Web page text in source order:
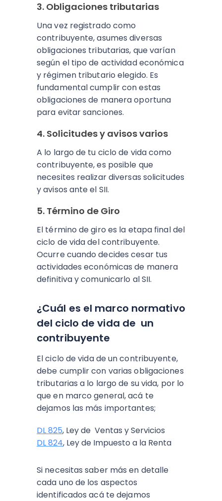
3. Obligaciones tributarias
Una vez registrado como
contribuyente, asumes diversas
obligaciones tributarias, que varían
según el tipo de actividad económica
y régimen tributario elegido. Es
fundamental cumplir con estas
obligaciones de manera oportuna
para evitar sanciones.
4. Solicitudes y avisos varios
A lo largo de tu ciclo de vida como
contribuyente, es posible que
necesites realizar diversas solicitudes
y avisos ante el SII.
5. Término de Giro
El término de giro es la etapa final del
ciclo de vida del contribuyente.
Ocurre cuando decides cesar tus
actividades económicas de manera
definitiva y comunicarlo al SII.
¿Cuál es el marco normativo
del ciclo de vida de un
contribuyente
El ciclo de vida de un contribuyente,
debe cumplir con varias obligaciones
tributarias a lo largo de su vida, por lo
que en marco general, acá te
dejamos las más importantes;
DL 825, Ley de Ventas y Servicios
DL 824, Ley de Impuesto a la Renta
Si necesitas saber más en detalle
cada uno de los aspectos
identificados acá te dejamos